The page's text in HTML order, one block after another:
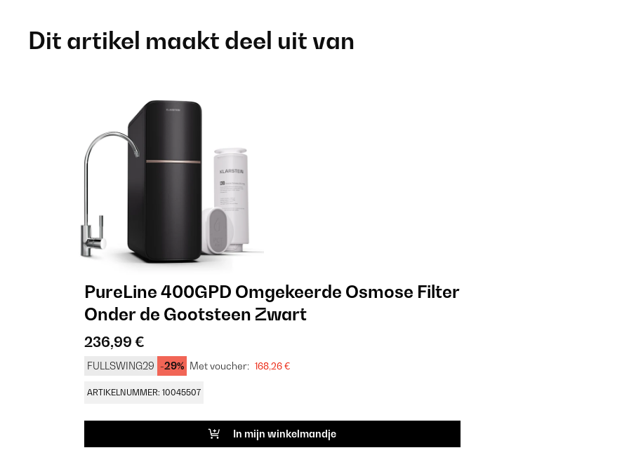
Dit artikel maakt deel uit van
PureLine 400GPD Omgekeerde Osmose Filter
Onder de Gootsteen Zwart
236,99 €
FULLSWING29 -29% Met voucher: 168,26 €
ARTIKELNUMMER: 10045507
In mijn winkelmandje